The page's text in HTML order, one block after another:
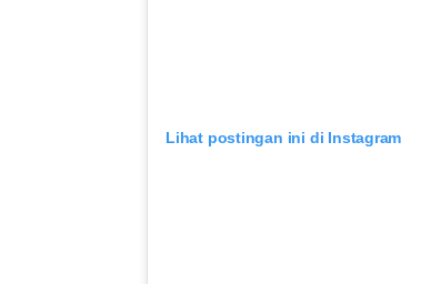
Lihat postingan ini di Instagram